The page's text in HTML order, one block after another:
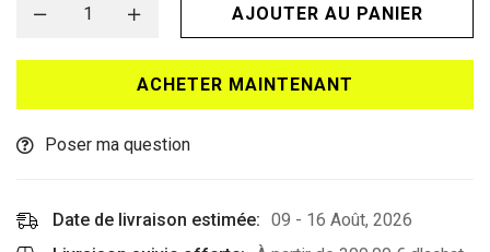
AJOUTER AU PANIER
ACHETER MAINTENANT
Poser ma question
Date de livraison estimée: 09 - 16 Août, 2026